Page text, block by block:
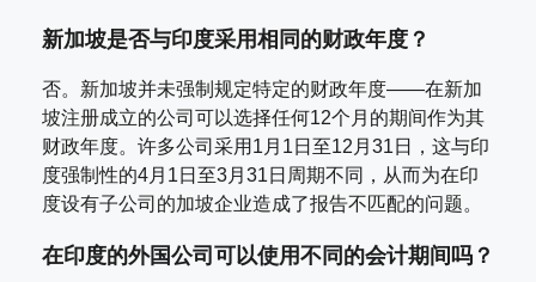
新加坡是否与印度采用相同的财政年度？
否。新加坡并未强制规定特定的财政年度——在新加
坡注册成立的公司可以选择任何12个月的期间作为其
财政年度。许多公司采用1月1日至12月31日，这与印
度强制性的4月1日至3月31日周期不同，从而为在印
度设有子公司的加坡企业造成了报告不匹配的问题。
在印度的外国公司可以使用不同的会计期间吗？